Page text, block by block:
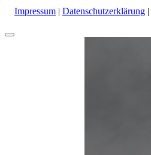
Impressum | Datenschutzerklärung |
Nach